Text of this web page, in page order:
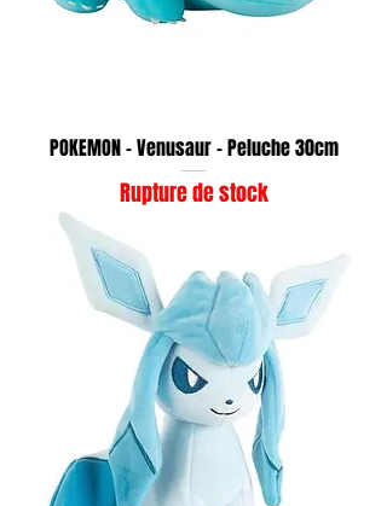
POKEMON - Venusaur - Peluche 30cm
Rupture de stock